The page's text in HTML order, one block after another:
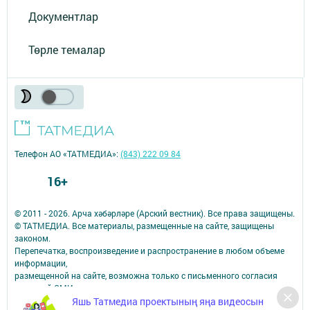
Документлар
Төрле темалар
Яшь Татмедиа проектының яңа видеосын
© 2011 - 2026. Арча хәбәрләре (Арский вестник). Все права защищены.
© ТАТМЕДИА. Все материалы, размещенные на сайте, защищены
законом.
Перепечатка, воспроизведение и распространение в любом объеме
информации,
размещенной на сайте, возможна только с письменного согласия
редакций СМИ.
При поддержке Республиканского агентства по печати и массовым
Телефон АО «ТАТМЕДИА»:(843) 222 09 84
16+